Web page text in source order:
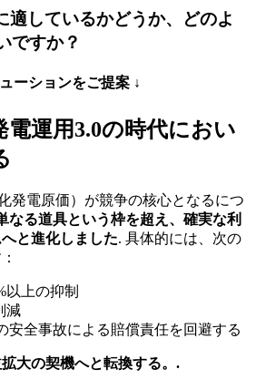
適しているかどうか、どのよ
ですか？
ーションをご提案 ↓
電運用3.0の時代におい
発電原価）が競争の核心となるにつ
なる道具という枠を超え、確実な利
と進化しました. 具体的には、次の
以上の抑制
減
安全事故による賠償責任を回避する
大の契機へと転換する。.